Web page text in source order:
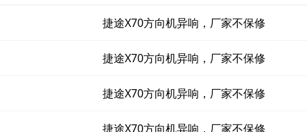
捷途X70方向机异响，厂家不保修
捷途X70方向机异响，厂家不保修
捷途X70方向机异响，厂家不保修
捷途X70方向机异响，厂家不保修